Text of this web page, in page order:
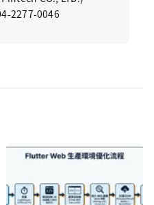
2277-0046